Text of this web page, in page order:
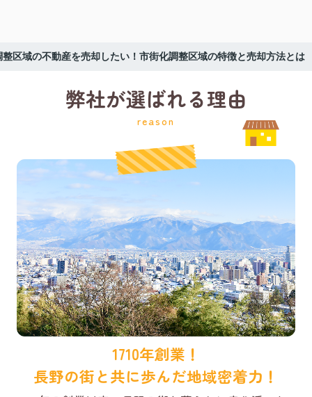
整区域の不動産を売却したい！市街化調整区域の特徴と売却方法とは
弊社が選ばれる理由
reason
1710年創業！
長野の街と共に歩んだ地域密着力！